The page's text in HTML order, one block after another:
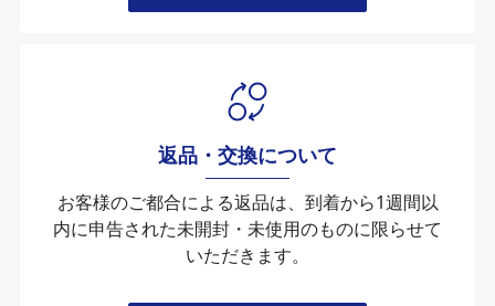
返品・交換について
お客様のご都合による返品は、到着から1週間以
内に申告された未開封・未使⽤のものに限らせて
いただきます。